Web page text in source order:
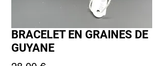
BRACELET EN GRAINES DE
GUYANE